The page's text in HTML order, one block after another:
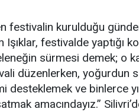
festivalin kurulduğu
festivalde yaptığı
sürmesi demek; o
düzenlerken, yoğurdun
desteklemek ve binlerce
amacındayız.”